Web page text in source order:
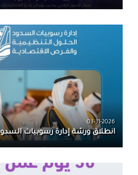
03-31-2026
انطلاق ورشة إدارة رسوبيات